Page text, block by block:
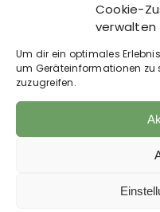
Cookie-
verwalten
Um dir ein optimales
um Geräteinformationen
zuzugreifen.
Die getreidefreie
für viele
lassen sich leicht
genussvolle
Zusammensetzung:
(getrocknet, 1 %),